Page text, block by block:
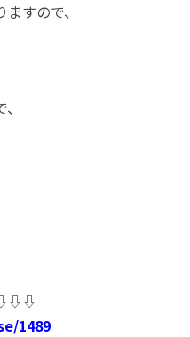
すので、
1489